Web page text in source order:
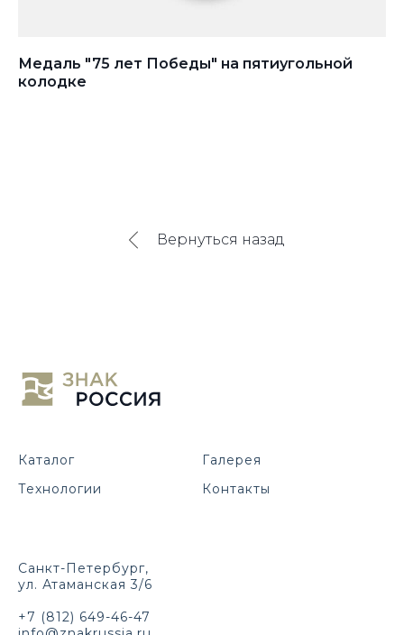
Медаль "75 лет Победы" на пятиугольной
колодке
Вернуться назад
Каталог
Технологии
Галерея
Контакты
Санкт-Петербург,
ул. Атаманская 3/6
+7 (812) 649-46-47